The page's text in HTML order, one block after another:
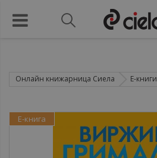
Онлайн книжарница Сиела Е-книги
Е-книга